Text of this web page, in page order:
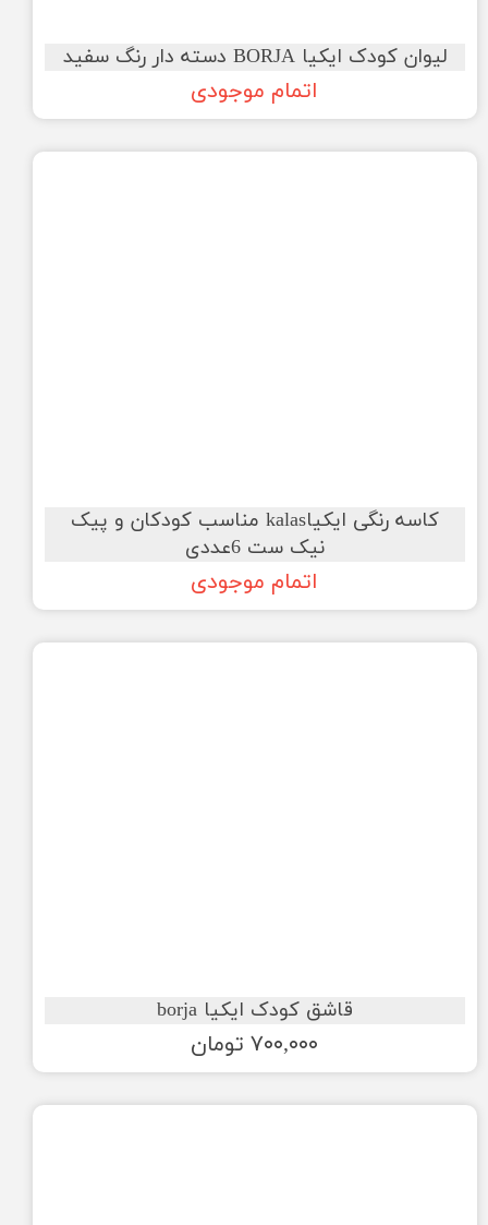
لیوان کودک ایکیا BORJA دسته دار رنگ سفید
اتمام موجودی
کاسه رنگی ایکیاkalas مناسب کودکان و پیک
نیک ست 6عددی
اتمام موجودی
قاشق کودک ایکیا borja
۷۰۰,۰۰۰ تومان